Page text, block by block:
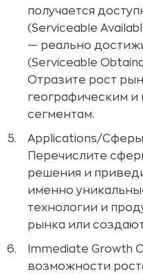
получается
(Serviceable
— реально
(Serviceable
Отразите рост
географическим и
сегментам.
Applications/
Перечислите
решения и
именно
технологии и
рынка или
Immediate Growth
возможности